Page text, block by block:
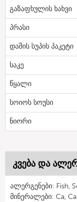
გაზაფხულის ხახვი
პრასი
დაშის სუპის პაკეტი
საკე
წყალი
სოიოს სოუსი
ნიორი
კვება და
ალერგენები: Fish,
მინერალები: Ca,